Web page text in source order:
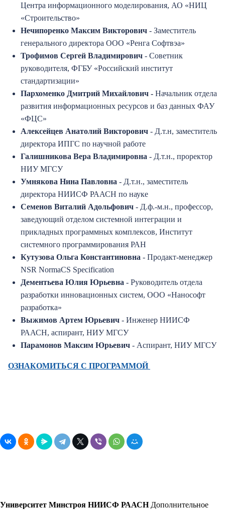
Центра информационного моделирования, АО «НИЦ
«Строительство»
Нечипоренко Максим Викторович - Заместитель
генерального директора ООО «Ренга Софтвэа»
Трофимов Сергей Владимирович - Советник
руководителя, ФГБУ «Российский институт
стандартизации»
Пархоменко Дмитрий Михайлович - Начальник отдела
развития информационных ресурсов и баз данных ФАУ
«ФЦС»
Алексейцев Анатолий Викторович - Д.т.н, заместитель
директора ИПГС по научной работе
Галишникова Вера Владимировна - Д.т.н., проректор
НИУ МГСУ
Умнякова Нина Павловна - Д.т.н., заместитель
директора НИИСФ РААСН по науке
Семенов Виталий Адольфович - Д.ф.-м.н., профессор,
заведующий отделом системной интеграции и
прикладных программных комплексов, Институт
системного программирования РАН
Кутузова Ольга Константиновна - Продакт-менеджер
NSR NormaCS Specification
Дементьева Юлия Юрьевна - Руководитель отдела
разработки инновационных систем, ООО «Нанософт
разработка»
Выжимов Артем Юрьевич - Инженер НИИСФ
РААСН, аспирант, НИУ МГСУ
Парамонов Максим Юрьевич - Аспирант, НИУ МГСУ
ОЗНАКОМИТЬСЯ С ПРОГРАММОЙ
Университет Минстроя НИИСФ РААСН Дополнительное